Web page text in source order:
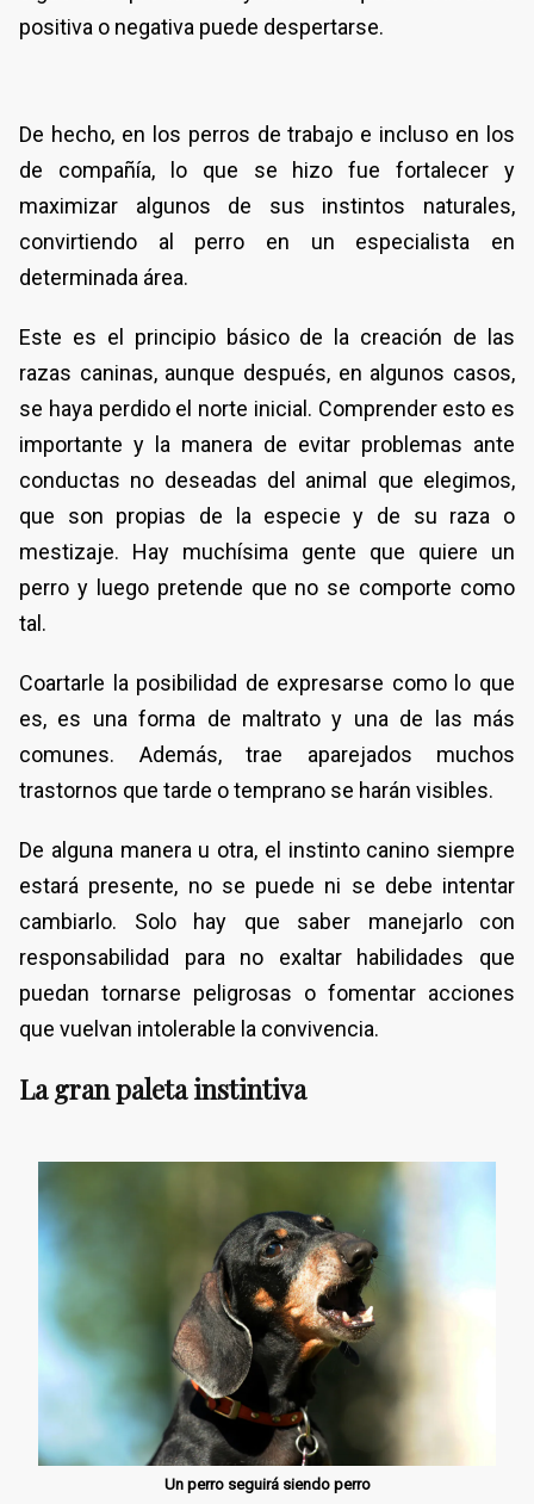
positiva o negativa puede despertarse.
De hecho, en los perros de trabajo e incluso en los
de compañía, lo que se hizo fue fortalecer y
maximizar algunos de sus instintos naturales,
convirtiendo al perro en un especialista en
determinada área.
Este es el principio básico de la creación de las
razas caninas, aunque después, en algunos casos,
se haya perdido el norte inicial. Comprender esto es
importante y la manera de evitar problemas ante
conductas no deseadas del animal que elegimos,
que son propias de la especie y de su raza o
mestizaje. Hay muchísima gente que quiere un
perro y luego pretende que no se comporte como
tal.
Coartarle la posibilidad de expresarse como lo que
es, es una forma de maltrato y una de las más
comunes. Además, trae aparejados muchos
trastornos que tarde o temprano se harán visibles.
De alguna manera u otra, el instinto canino siempre
estará presente, no se puede ni se debe intentar
cambiarlo. Solo hay que saber manejarlo con
responsabilidad para no exaltar habilidades que
puedan tornarse peligrosas o fomentar acciones
que vuelvan intolerable la convivencia.
La gran paleta instintiva
Un perro seguirá siendo perro